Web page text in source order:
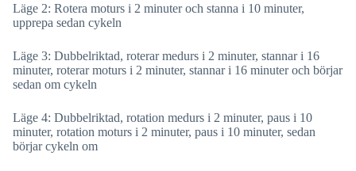
Läge 2: Rotera moturs i 2 minuter och stanna i 10 minuter,
upprepa sedan cykeln
Läge 3: Dubbelriktad, roterar medurs i 2 minuter, stannar i 16
minuter, roterar moturs i 2 minuter, stannar i 16 minuter och börjar
sedan om cykeln
Läge 4: Dubbelriktad, rotation medurs i 2 minuter, paus i 10
minuter, rotation moturs i 2 minuter, paus i 10 minuter, sedan
börjar cykeln om